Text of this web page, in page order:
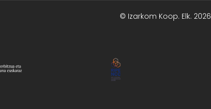
© Izarkom Koop. Elk. 2026